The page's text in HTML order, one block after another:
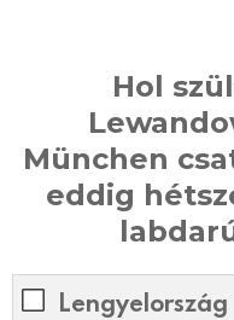
Hol
München
eddig
Lengyelország